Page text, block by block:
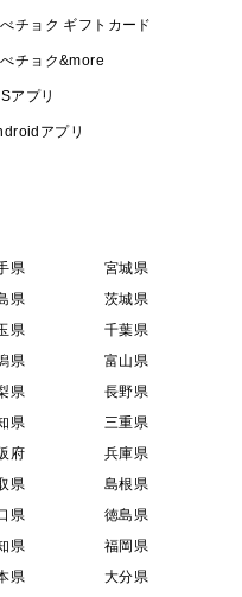
チョク ギフトカード
チョク&more
アプリ
アプリ
県
宮城県
県
茨城県
県
千葉県
県
富山県
県
長野県
県
三重県
府
兵庫県
県
島根県
県
徳島県
県
福岡県
県 大分県